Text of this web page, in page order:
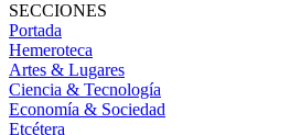
SECCIONES
Portada
Hemeroteca
Artes & Lugares
Ciencia & Tecnología
Economía & Sociedad
Etcétera